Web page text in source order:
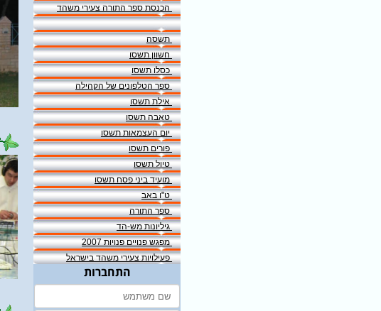
הכנסת ספר התורה צעירי משהד
תשסה
חשוון תשסו
כסלו תשסו
ספר הטלפונים של הקהילה
אילת תשסו
טאבה תשסו
יום העצמאות תשסו
פורים תשסו
טיול תשסו
מועיד ביני פסח תשסו
ט"ו באב
ספר התורה
גיליונות מש-הד
מפגש פנויים פנויות 2007
פעילויות צעירי משהד בישראל
התחברות